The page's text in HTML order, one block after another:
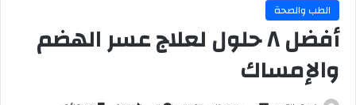
الطب والصحة
أفضل ٨ حلول لعلاج عسر الهضم
والإمساك